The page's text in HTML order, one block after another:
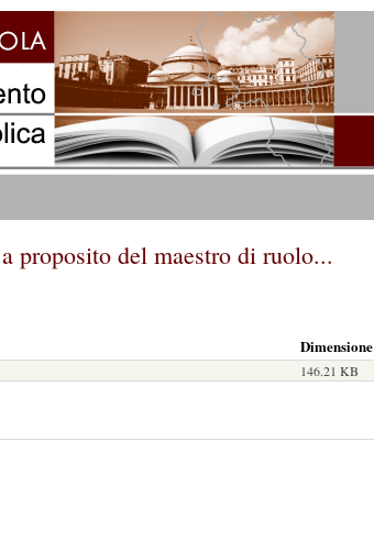
proposito del maestro di ruolo...
Dimensione
146.21 KB